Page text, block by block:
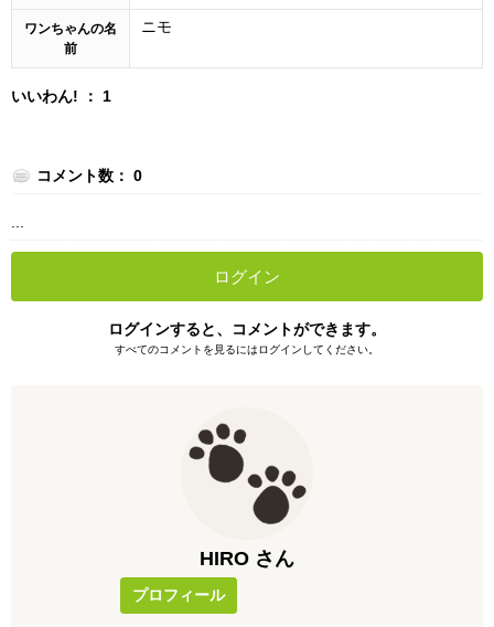
ワンちゃんの名
前
ニモ
いいわん! ： 1
コメント数： 0
ログイン
ログインすると、コメントができます。
すべてのコメントを見るにはログインしてください。
HIRO さん
プロフィール